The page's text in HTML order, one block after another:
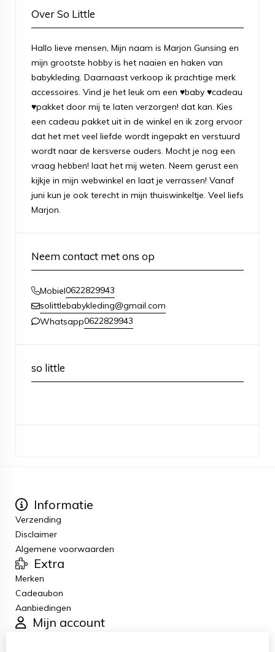
Over So Little
Hallo lieve mensen, Mijn naam is Marjon Gunsing en
mijn grootste hobby is het naaien en haken van
babykleding. Daarnaast verkoop ik prachtige merk
accessoires. Vind je het leuk om een ♥baby ♥cadeau
♥pakket door mij te laten verzorgen! dat kan. Kies
een cadeau pakket uit in de winkel en ik zorg ervoor
dat het met veel liefde wordt ingepakt en verstuurd
wordt naar de kersverse ouders. Mocht je nog een
vraag hebben! laat het mij weten. Neem gerust een
kijkje in mijn webwinkel en laat je verrassen! Vanaf
juni kun je ook terecht in mijn thuiswinkeltje. Veel liefs
Marjon.
Neem contact met ons op
Mobiel0622829943
solittlebabykleding@gmail.com
Whatsapp0622829943
so little
Informatie
Verzending
Disclaimer
Algemene voorwaarden
Extra
Merken
Cadeaubon
Aanbiedingen
Mijn account